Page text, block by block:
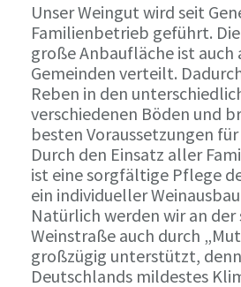
Unser Weingut wird seit
Familienbetrieb geführt.
große Anbaufläche ist auch
Gemeinden verteilt.
Reben in den
verschiedenen Böden und
besten Voraussetzungen
Durch den Einsatz aller
ist eine sorgfältige Pflege
ein individueller
Natürlich werden wir an der
Weinstraße auch durch
großzügig unterstützt,
Deutschlands mildestes